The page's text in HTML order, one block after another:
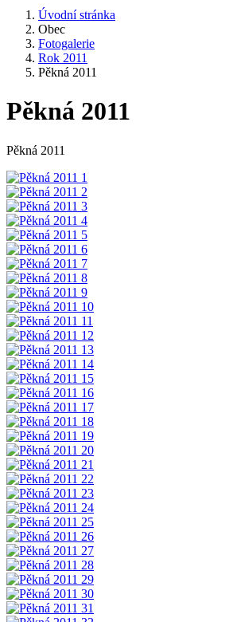
Úvodní stránka
Obec
Fotogalerie
Rok 2011
Pěkná 2011
Pěkná 2011
Pěkná 2011